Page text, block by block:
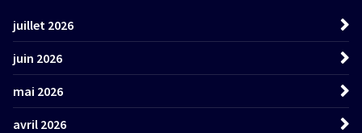
juillet 2026
juin 2026
mai 2026
avril 2026